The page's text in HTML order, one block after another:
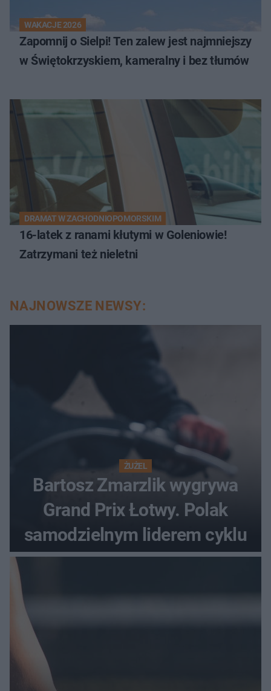
WAKACJE 2026
Zapomnij o Sielpi! Ten zalew jest najmniejszy
w Świętokrzyskiem, kameralny i bez tłumów
DRAMAT W ZACHODNIOPOMORSKIM
16-latek z ranami kłutymi w Goleniowie!
Zatrzymani też nieletni
NAJNOWSZE NEWSY:
ŻUŻEL
Bartosz Zmarzlik wygrywa
Grand Prix Łotwy. Polak
samodzielnym liderem cyklu